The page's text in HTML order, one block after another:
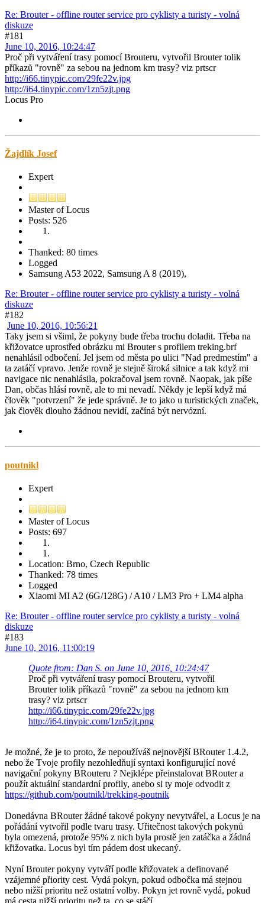
Re: Brouter - offline router service pro cyklisty a turisty - volná
diskuze
#181
June 10, 2016, 10:24:47
Proč při vytváření trasy pomocí Brouteru, vytvořil Brouter tolik
příkazů "rovně" za sebou na jednom km trasy? viz prtscr
http://i66.tinypic.com/29fe22v.jpg
http://i64.tinypic.com/1zn5zjt.png
Locus Pro
Žajdlík Josef
Expert
Master of Locus
Posts: 526
Thanked: 80 times
Logged
Samsung A53 2022, Samsung A 8 (2019),
Re: Brouter - offline router service pro cyklisty a turisty - volná
diskuze
#182
June 10, 2016, 10:56:21
Taky jsem si všiml, že pokyny bude třeba trochu doladit. Třeba na
křižovatce uprostřed obrázku mi Brouter s profilem treking.brf
nenahlásil odbočení. Jel jsem od města po ulici "Nad predmestím" a
ta zatáčí vpravo. Jenže rovně je stejně široká silnice a tak když mi
navigace nic nenahlásila, pokračoval jsem rovně. Naopak, jak píše
Dan, občas hlásí rovně, ale to mi nevadí. Někdy je lepší když má
člověk "potvrzení" že jede správně. Je to jako u turistických značek,
jak člověk dlouho žádnou nevidí, začíná být nervózní.
poutnikl
Expert
Master of Locus
Posts: 697
Location: Brno, Czech Republic
Thanked: 78 times
Logged
Xiaomi MI A2 (6G/128G) / A10 / LM3 Pro + LM4 alpha
Re: Brouter - offline router service pro cyklisty a turisty - volná
diskuze
#183
June 10, 2016, 11:00:19
Quote from: Dan S. on June 10, 2016, 10:24:47
Proč při vytváření trasy pomocí Brouteru, vytvořil
Brouter tolik příkazů "rovně" za sebou na jednom km
trasy? viz prtscr
http://i66.tinypic.com/29fe22v.jpg
http://i64.tinypic.com/1zn5zjt.png
Je možné, že je to proto, že nepoužíváš nejnovější BRouter 1.4.2,
nebo že Tvoje profily nezohledňují syntaxi konfigurující nové
navigační pokyny BRouteru ? Nejklépe přeinstalovat BRouter a
použít aktuální standardní profily, anebo si ty moje odvodit z
https://github.com/poutnikl/trekking-poutnik
Donedávna BRouter žádné takové pokyny nevytvářel, a Locus je na
pořádání vytvořil podle tvaru trasy. Uřitečnost takových pokynů
byla omezená, protože 95% z nich byla prostě jen zatáčka a žádná
křižovatka. Locus byl tím pádem dost ukecaný.
Nyní Brouter pokyny vytváří podle křižovatek a definované
vzájemné přiority cest. Vydá pokyn, pokud odbočka má stejnou
nebo nižší prioritu než ostatní volby. Pokyn jet rovně vydá, pokud
má cesta nižší prioritu než ta, co se stáčí.